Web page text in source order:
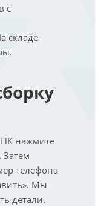
с
складе
нажмите
Затем
телефона
Мы
детали.